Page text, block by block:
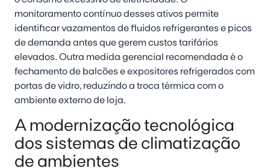
monitoramento contínuo desses ativos permite
identificar vazamentos de fluidos refrigerantes e picos
de demanda antes que gerem custos tarifários
elevados. Outra medida gerencial recomendada é o
fechamento de balcões e expositores refrigerados com
portas de vidro, reduzindo a troca térmica com o
ambiente externo de loja.
A modernização tecnológica
dos sistemas de climatização
de ambientes